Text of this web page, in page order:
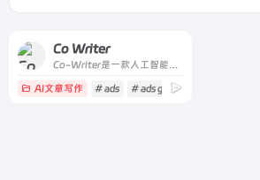
Co Writer
Co-Writer是一款人工智能工具，用于优化营销内容
AI文章写作 # ads # ads generator